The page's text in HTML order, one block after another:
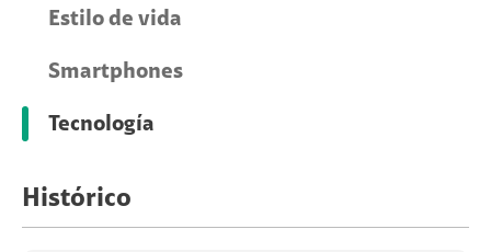
Estilo de vida
Smartphones
Tecnología
Histórico